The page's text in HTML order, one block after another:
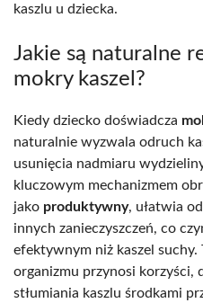
kaszlu u dziecka.
Jakie są naturalne
mokry kaszel?
Kiedy dziecko doświadcza
naturalnie wyzwala odruch
usunięcia nadmiaru
kluczowym mechanizmem
jako produktywny, ułatwia
innych zanieczyszczeń, co
efektywnym niż kaszel suchy.
organizmu przynosi korzyści,
stłumiania kaszlu środkami